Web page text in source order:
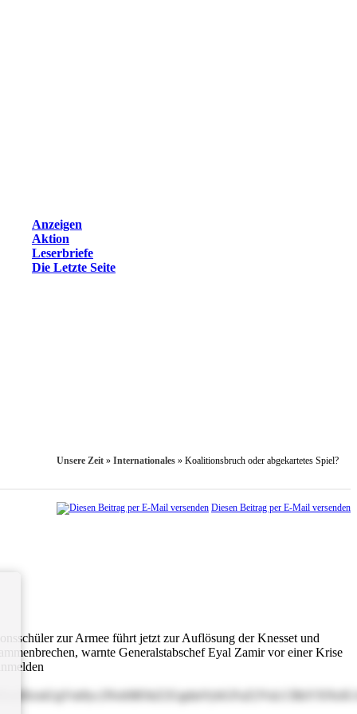
Anzeigen
Aktion
Leserbriefe
Die Letzte Seite
Unsere Zeit » Internationales » Koalitionsbruch oder abgekartetes Spiel?
Diesen Beitrag per E-Mail versenden
zur Armee führt jetzt zur Auflösung der Knesset und
warnte Generalstabschef Eyal Zamir vor einer Krise